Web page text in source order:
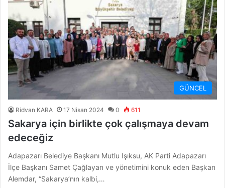
GÜNCEL
Ridvan KARA 17 Nisan 2024 0 611
Sakarya için birlikte çok çalışmaya devam
edeceğiz
Adapazarı Belediye Başkanı Mutlu Işıksu, AK Parti Adapazarı
İlçe Başkanı Samet Çağlayan ve yönetimini konuk eden Başkan
Alemdar, “Sakarya’nın kalbi,…